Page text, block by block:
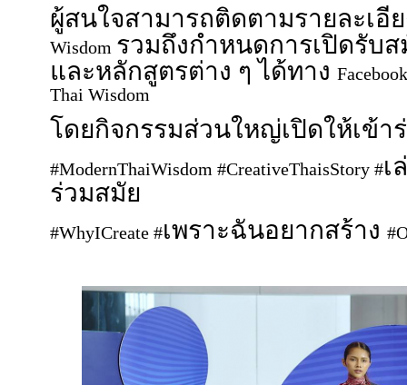
ผู้สนใจสามารถติดตามรายละเอี
Wisdom รวมถึงกำหนดการเปิดรับ
และหลักสูตรต่าง ๆ ได้ทาง
Thai Wisdom
โดยกิจกรรมส่วนใหญ่เปิดให้เข้า
#ModernThaiWisdom #CreativeThaisStory #เ
ร่วมสมัย
#WhyICreate #เพราะฉันอยากสร้าง